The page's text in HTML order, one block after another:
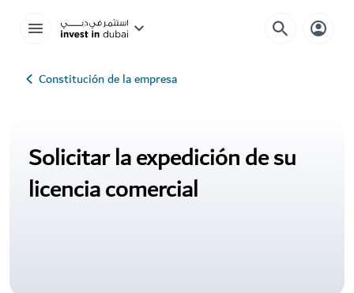
Constitución de la empresa
Solicitar la expedición de su
licencia comercial